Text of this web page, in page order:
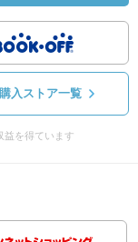
購入ストア一覧
益を得ています